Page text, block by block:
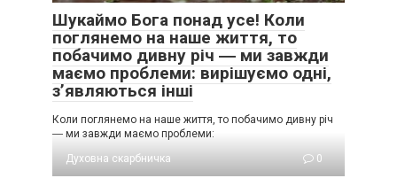
Шукаймо Бога понад усе! Коли
поглянемо на наше життя, то
побачимо дивну річ ― ми завжди
маємо проблеми: вирішуємо одні,
з’являються інші
Коли поглянемо на наше життя, то побачимо дивну річ
― ми завжди маємо проблеми:
Духовна скарбничка
0